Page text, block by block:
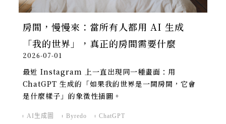
房間，慢慢來：當所有人都用 AI 生成
「我的世界」，真正的房間需要什麼
2026-07-01
最近 Instagram 上一直出現同一種畫面：用
ChatGPT 生成的「如果我的世界是一間房間，它會
是什麼樣子」的象徵性插圖。
AI生成圖 Byredo ChatGPT